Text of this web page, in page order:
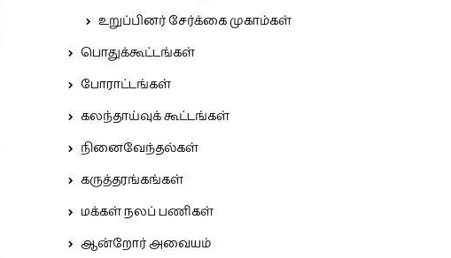
உறுப்பினர் சேர்க்கை முகாம்கள்
பொதுக்கூட்டங்கள்
போராட்டங்கள்
கலந்தாய்வுக் கூட்டங்கள்
நினைவேந்தல்கள்
கருத்தரங்கங்கள்
மக்கள் நலப் பணிகள்
ஆன்றோர் அவையம்